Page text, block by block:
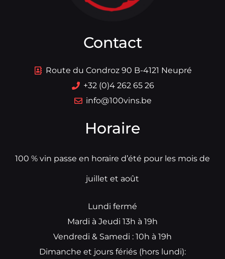
Contact
Route du Condroz 90 B-4121 Neupré
+32 (0)4 262 65 26
info@100vins.be
Horaire
100 % vin passe en horaire d’été pour les mois de
juillet et août
Lundi fermé
Mardi à Jeudi 13h à 19h
Vendredi & Samedi : 10h à 19h
Dimanche et jours fériés (hors lundi):